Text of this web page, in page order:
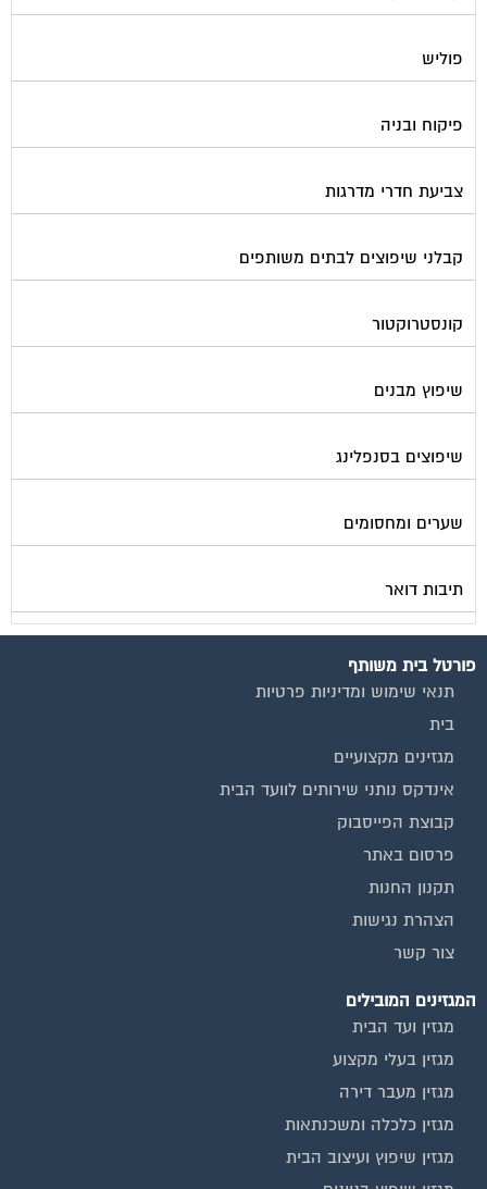
פוליש
פיקוח ובניה
צביעת חדרי מדרגות
קבלני שיפוצים לבתים משותפים
קונסטרוקטור
שיפוץ מבנים
שיפוצים בסנפלינג
שערים ומחסומים
תיבות דואר
פורטל בית משותף
תנאי שימוש ומדיניות פרטיות
בית
מגזינים מקצועיים
אינדקס נותני שירותים לוועד הבית
קבוצת הפייסבוק
פרסום באתר
תקנון החנות
הצהרת נגישות
צור קשר
המגזינים המובילים
מגזין ועד הבית
מגזין בעלי מקצוע
מגזין מעבר דירה
מגזין כלכלה ומשכנתאות
מגזין שיפוץ ועיצוב הבית